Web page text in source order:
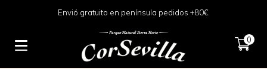
Envió gratuito en península pedidos +80€.
0